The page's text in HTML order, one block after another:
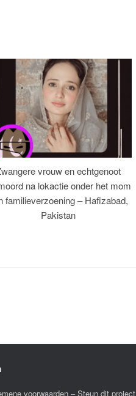
vrouw en echtgenoot
na lokactie onder het mom
familieverzoening – Hafizabad,
Pakistan
voorwaarden–Steun dit project